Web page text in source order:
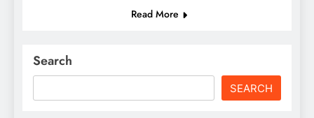
Read More
Search
SEARCH